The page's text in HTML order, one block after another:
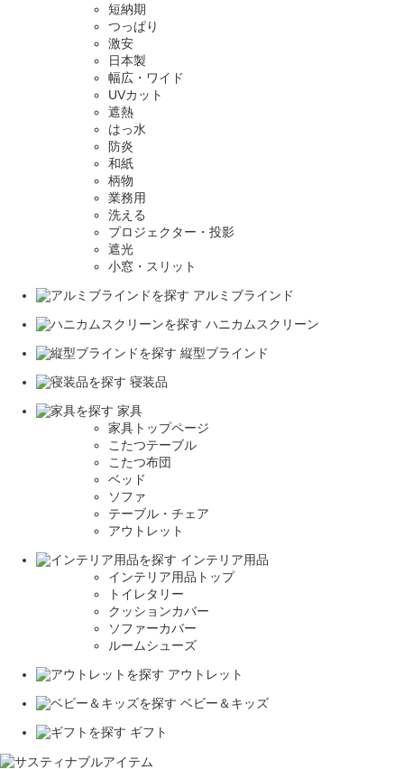
短納期
つっぱり
激安
日本製
幅広・ワイド
UVカット
遮熱
はっ水
防炎
和紙
柄物
業務用
洗える
プロジェクター・投影
遮光
小窓・スリット
アルミブラインド
ハニカムスクリーン
縦型ブラインド
寝装品
家具
家具トップページ
こたつテーブル
こたつ布団
ベッド
ソファ
テーブル・チェア
アウトレット
インテリア用品
インテリア用品トップ
トイレタリー
クッションカバー
ソファーカバー
ルームシューズ
アウトレット
ベビー＆キッズ
ギフト